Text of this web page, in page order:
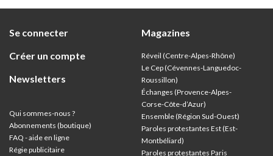
Se connecter
Créer un compte
Newsletters
Qui sommes-nous ?
Abonnements (boutique)
FAQ - aide en ligne
Régie publicitaire
Magazines
Réveil (Centre-Alpes-Rhône)
Le Cep (Cévennes-Languedoc-
Roussillon)
Échanges (Provence-Alpes-
Corse-Côte-d’Azur)
Ensemble (Région Sud-Ouest)
Paroles protestantes Est (Est-
Montbéliard)
Paroles protestantes Paris